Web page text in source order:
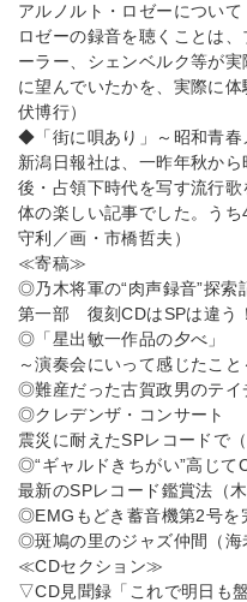
アルノルト・ロゼーについて
ロゼーの録音を聴くことは
ーラー、シェンベルク等が
に望んでいたかを、実際に
伏博行）
◆「街に唄あり」～昭和青春
新潟日報社は、一昨年秋か
後・占領下時代を写す流行
体の楽しい記事でした。う
守利／画・市橋哲夫）
≪寄稿≫
◎乃木将軍の“肉声録音”探索
第一部 復刻CDはSPは違う
◎「星出敏一作品の夕べ」
～演奏会にいって感じたこと
◎難産だった古賀政男のテイ
◎クレデンザ・コンサート
震災に耐えたSPレコードで
◎“ギャルドきちがい”高じて
最新のSPレコード鑑賞法（木
◎EMGもどき蓄音機第2号を
◎斑鳩の里のジャズ仲間（海
≪CDセクション≫
▽CD見聞録「これで明日も盤